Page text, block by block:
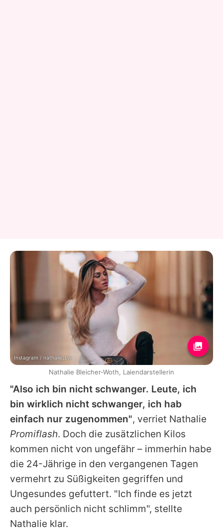
"Also ich bin nicht schwanger. Leute, ich
bin wirklich nicht schwanger, ich hab
einfach nur zugenommen", verriet Nathalie
Promiflash. Doch die zusätzlichen Kilos
kommen nicht von ungefähr – immerhin habe
die 24-Jährige in den vergangenen Tagen
vermehrt zu Süßigkeiten gegriffen und
Ungesundes gefuttert. "Ich finde es jetzt
auch persönlich nicht schlimm", stellte
Nathalie klar.
Instagram / nathalie_bw
Nathalie Bleicher-Woth, Laiendarstellerin